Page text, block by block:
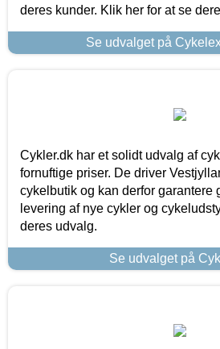
deres kunder. Klik her for at se
Se udvalget på
Cykler.dk har et solidt udvalg af
fornuftige priser. De driver
cykelbutik og kan derfor garantere
levering af nye cykler og
deres udvalg.
Se udvalget på